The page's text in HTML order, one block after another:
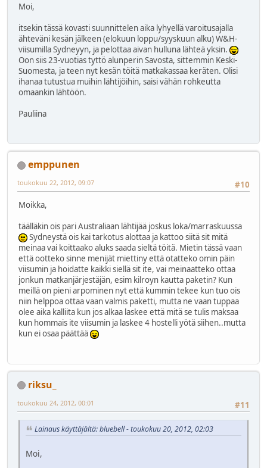
Moi,
itsekin tässä kovasti suunnittelen aika lyhyellä varoitusajalla
ähteväni kesän jälkeen (elokuun loppu/syyskuun alku) W&H-
viisumilla Sydneyyn, ja pelottaa aivan hulluna lähteä yksin.
Oon siis 23-vuotias tyttö alunperin Savosta, sittemmin Keski-
Suomesta, ja teen nyt kesän töitä matkakassaa keräten. Olisi
ihanaa tutustua muihin lähtijöihin, saisi vähän rohkeutta
omaankin lähtöön.
Pauliina
emppunen
#10
toukokuu 22, 2012, 09:07
Moikka,
täälläkin ois pari Australiaan lähtijää joskus loka/marraskuussa
Sydneystä ois kai tarkotus alottaa ja kattoo siitä sit mitä
meinaa vai koittaako aluks saada sieltä töitä. Mietin tässä vaan
että ootteko sinne menijät miettiny että otatteko omin päin
viisumin ja hoidatte kaikki siellä sit ite, vai meinaatteko ottaa
jonkun matkanjärjestäjän, esim kilroyn kautta paketin? Kun
meillä on pieni arpominen nyt että kummin tekee kun tuo ois
niin helppoa ottaa vaan valmis paketti, mutta ne vaan tuppaa
olee aika kalliita kun jos alkaa laskee että mitä se tulis maksaa
kun hommais ite viisumin ja laskee 4 hostelli yötä siihen..mutta
kun ei osaa päättää
riksu_
#11
toukokuu 24, 2012, 00:01
Lainaus käyttäjältä: bluebell - toukokuu 20, 2012, 02:03
Moi,